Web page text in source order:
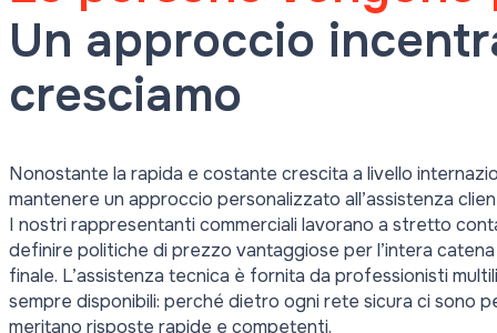
Un approccio
cresciamo
Nonostante la rapida e costante crescita a livello
mantenere un approccio personalizzato all’assistenza
I nostri rappresentanti commerciali lavorano a stretto
definire politiche di prezzo vantaggiose per l’intera
finale. L’assistenza tecnica è fornita da professionisti
sempre disponibili: perché dietro ogni rete sicura ci sono
meritano risposte rapide e competenti.